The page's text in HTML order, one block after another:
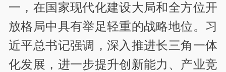
一，在国家现代化建设大局和全方位开
放格局中具有举足轻重的战略地位。习
近平总书记强调，深入推进长三角一体
化发展，进一步提升创新能力、产业竞